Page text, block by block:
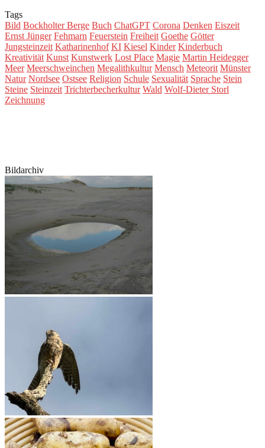
Tags
Bild Bockholter Berge Buch ChatGPT Corona Denken Eiszeit
Ernst Jünger Fehmarn Feuerstein Freiheit Goethe Götter
Jungsteinzeit Katharinenhof KI Kiesel Kinder Kinderbuch
Kreativität Kunst Kunstwerk Lost Place Magie Martin Heidegger
Meer Meerschweinchen Megalithkultur Mensch Meteorit Münster
Natur Nordsee Ostsee Religion Schule Sexualität Sprache Stein
Steine Steinzeit Trichterbecherkultur Wald Wolf-Dieter Storl
Zeichnung
Bildarchiv